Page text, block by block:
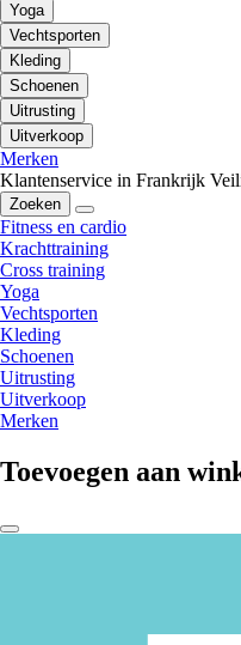
Yoga
Vechtsporten
Kleding
Schoenen
Uitrusting
Uitverkoop
Merken
Klantenservice in Frankrijk
Zoeken
Fitness en cardio
Krachttraining
Cross training
Yoga
Vechtsporten
Kleding
Schoenen
Uitrusting
Uitverkoop
Merken
Toevoegen aan